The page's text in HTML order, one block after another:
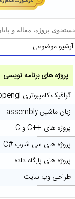
آرشیو موضوعی
پروژه های برنامه نویسی
گرافیک کامپیوتری opengl
زبان ماشین assembly
پروژه های ++C و C
پروژه های سی شارپ #C
پروژه های پایگاه داده
طراحی وب سایت